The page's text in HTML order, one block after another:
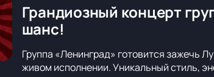
Грандиозный концерт
шанс!
Группа «Ленинград» готовится зажечь
живом исполнении. Уникальный стиль,